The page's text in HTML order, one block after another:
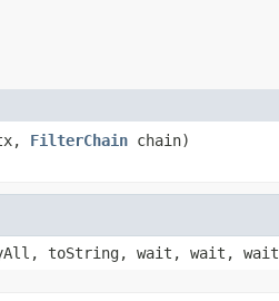
FilterChain chain)
toString, wait, wait, wait